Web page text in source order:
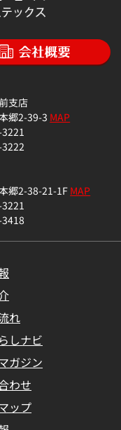
支店
郷2-39-3 MAP
郷2-38-21-1FMAP
れ
しナビ
ガジン
わせ
ップ